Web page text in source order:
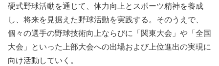
硬式野球活動を通じて、体力向上とスポーツ精神を養成
し、将来を見据えた野球活動を実践する。そのうえで、
個々の選手の野球技術向上ならびに「関東大会」や「全国
大会」といった上部大会への出場および上位進出の実現に
向け活動していく。